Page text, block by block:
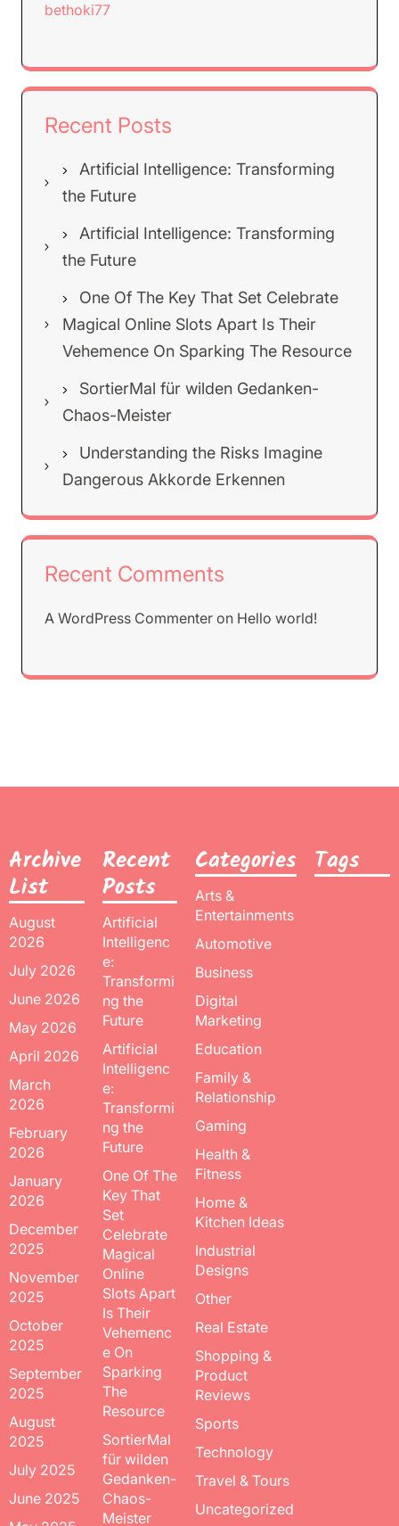
bethoki77
Recent Posts
Artificial Intelligence: Transforming
the Future
Artificial Intelligence: Transforming
the Future
One Of The Key That Set Celebrate
Magical Online Slots Apart Is Their
Vehemence On Sparking The Resource
SortierMal für wilden Gedanken-
Chaos-Meister
Understanding the Risks Imagine
Dangerous Akkorde Erkennen
Recent Comments
A WordPress Commenter on Hello world!
Archive
List
August
2026
July 2026
June 2026
May 2026
April 2026
March
2026
February
2026
January
2026
December
2025
November
2025
October
2025
September
2025
August
2025
July 2025
June 2025
Recent
Posts
Artificial
Intelligenc
e:
Transformi
ng the
Future
Artificial
Intelligenc
e:
Transformi
ng the
Future
One Of The
Key That
Set
Celebrate
Magical
Online
Slots Apart
Is Their
Vehemenc
e On
Sparking
The
Resource
SortierMal
für wilden
Gedanken-
Chaos-
Meister
Categories
Arts &
Entertainments
Automotive
Business
Digital
Marketing
Education
Family &
Relationship
Gaming
Health &
Fitness
Home &
Kitchen Ideas
Industrial
Designs
Other
Real Estate
Shopping &
Product
Reviews
Sports
Technology
Travel & Tours
Uncategorized
Tags